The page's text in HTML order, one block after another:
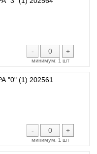
- +
минимум: 1 шт
"0" (1) 202561
- +
минимум: 1 шт